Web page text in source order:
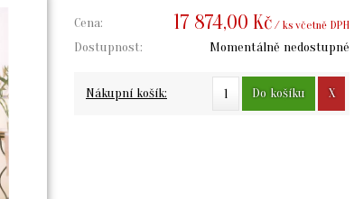
Cena: 17 874,00 Kč / ks včetně DPH
Dostupnost: Momentálně nedostupné
Nákupní košík: X
Do košíku